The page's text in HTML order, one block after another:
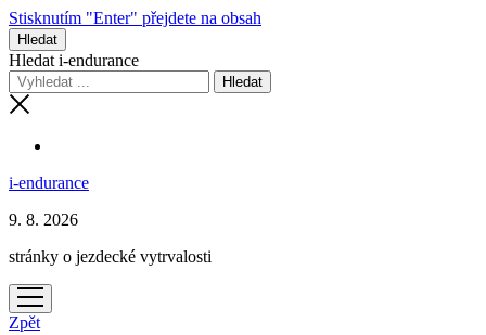
Stisknutím "Enter" přejdete na obsah
Hledat
Hledat i-endurance
i-endurance
9. 8. 2026
stránky o jezdecké vytrvalosti
otevřít
menu
Zpět